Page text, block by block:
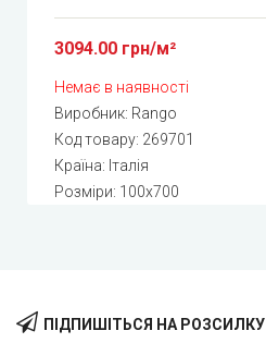
3094.00 грн/м²
Немає в наявності
Виробник: Rango
Код товару: 269701
Країна: Італія
Розміри: 100x700
ПІДПИШІТЬСЯ НА РОЗСИЛКУ